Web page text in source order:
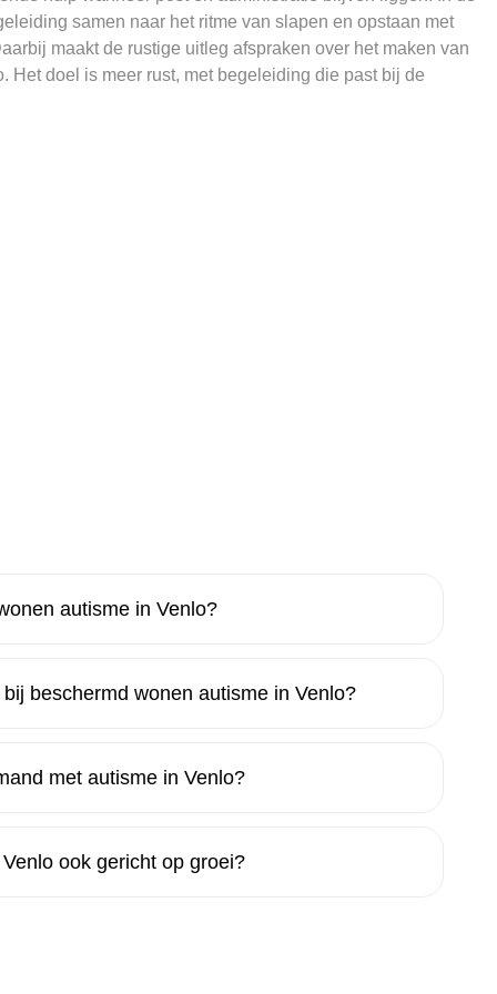
samen naar het ritme van slapen en opstaan met
maakt de rustige uitleg afspraken over het maken van
Het doel is meer rust, met begeleiding die past bij de
autisme in Venlo?
beschermd wonen autisme in Venlo?
met autisme in Venlo?
ook gericht op groei?